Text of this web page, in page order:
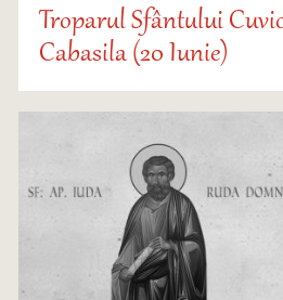
Troparul Sfântului
Cabasila (20 Iunie)